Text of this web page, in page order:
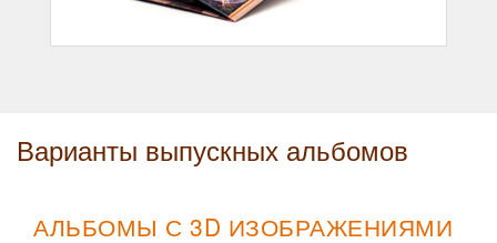
Варианты выпускных альбомов
АЛЬБОМЫ С 3D ИЗОБРАЖЕНИЯМИ